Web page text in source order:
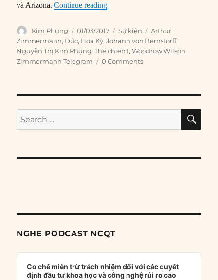
và Arizona.Continue reading“01/03/1917: ‘Bức điện
Author
Kim Phụng
Posted
on
01/03/2017 Categories
Sự kiện Tags
Arthur
Zimmermann,Đức, Hoa Kỳ,Johann von Bernstorff,
Nguyễn Thị Kim Phụng,Thế chiến I,Woodrow Wilson,
Zimmermann Telegram
0 Comments
Search
for:
NGHE PODCAST NCQT
Audio
Player
Cơ chế miễn trừ trách nhiệm đối với các quyết
định đầu tư khoa học và công nghệ rủi ro cao